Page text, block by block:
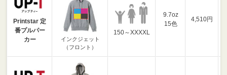
Printstar 定
番プルパー
カー
インクジェット
（フロント）
150～XXXXL
9.7oz
15色
4,510円